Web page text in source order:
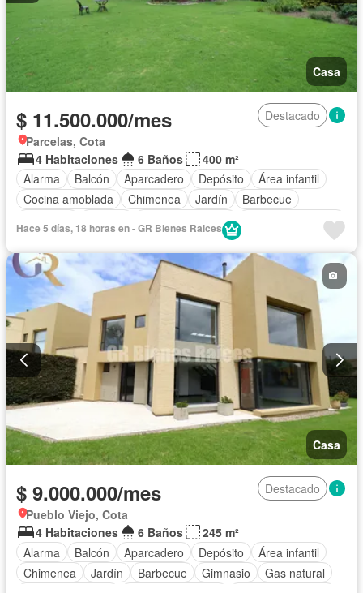
Casa
$ 11.500.000/mes
Destacado
Parcelas, Cota
4 Habitaciones
6 Baños
400 m²
Alarma
Balcón Aparcadero Depósito
Área infantil
Cocina amoblada
Chimenea Jardín
Barbecue
Vista panorámica
Seguridad privada
Cancha de tenis
Hace 5 días, 18 horas en - GR Bienes Raices
Casa
$ 9.000.000/mes
Destacado
Pueblo Viejo, Cota
4 Habitaciones
6 Baños
245 m²
Alarma
Balcón Aparcadero Depósito
Área infantil
Chimenea
Jardín Barbecue Gimnasio
Gas natural